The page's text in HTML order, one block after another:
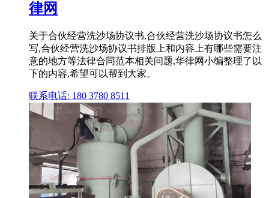
律网
关于合伙经营洗沙场协议书,合伙经营洗沙场协议书怎么
写,合伙经营洗沙场协议书排版上和内容上有哪些需要注
意的地方等法律合同范本相关问题,华律网小编整理了以
下的内容,希望可以帮到大家。
联系电话: 180 3780 8511